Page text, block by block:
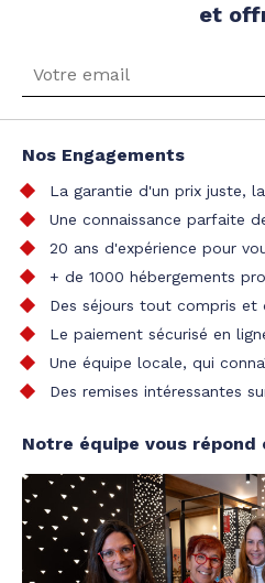
et
Nos Engagements
La garantie d'un prix juste,
Une connaissance parfaite
20 ans d'expérience pour
+ de 1000 hébergements
Des séjours tout compris et
Le paiement sécurisé en
Une équipe locale, qui
Des remises intéressantes
Notre équipe vous répond